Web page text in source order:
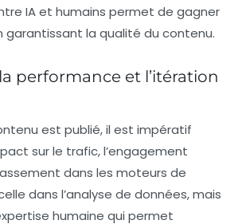
IA et humains permet de gagner
la qualité du contenu.
performance et l’itération
est publié, il est impératif
sur le trafic, l’engagement
dans les moteurs de
dans l’analyse de données, mais
humaine qui permet